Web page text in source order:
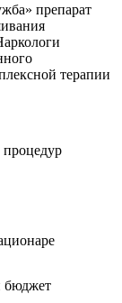
препарат
терапии
процедур
бюджет